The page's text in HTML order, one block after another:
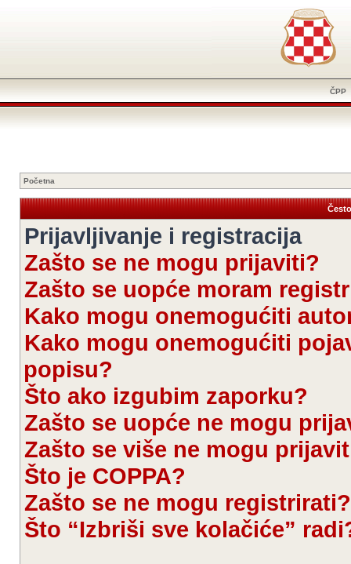
ČPP
Početna
Prijavljivanje i registracija
Zašto se ne mogu prijaviti?
Zašto se uopće moram
Kako mogu onemogućiti
Kako mogu onemogućiti
popisu?
Što ako izgubim zaporku?
Zašto se uopće ne mogu
Zašto se više ne mogu
Što je COPPA?
Zašto se ne mogu registrirati?
Što “Izbriši sve kolačiće”